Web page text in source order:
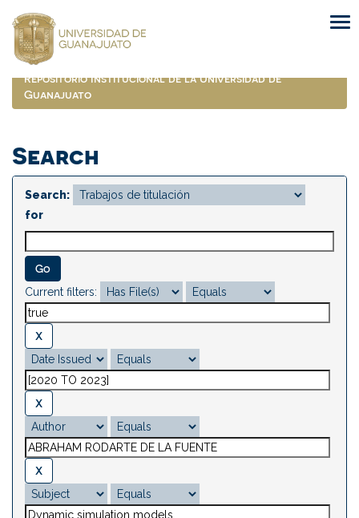
navigation
Repositorio Institucional de la Universidad de
Guanajuato
Search
Search:
for
Current filters: